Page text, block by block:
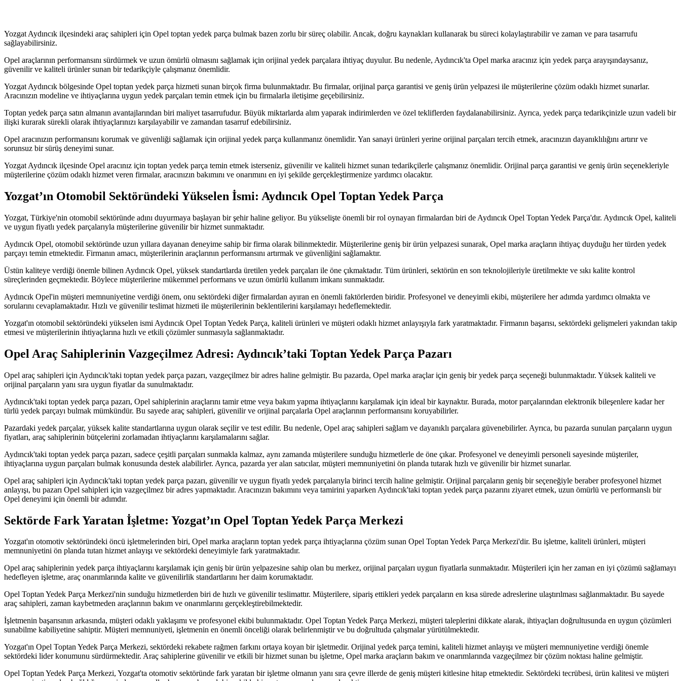
Yozgat Aydıncık ilçesindeki araç sahipleri için Opel toptan yedek parça bulmak bazen zorlu bir süreç olabilir. Ancak, doğru kaynakları kullanarak bu süreci kolaylaştırabilir ve zaman ve para tasarrufu
sağlayabilirsiniz.
Opel araçlarının performansını sürdürmek ve uzun ömürlü olmasını sağlamak için orijinal yedek parçalara ihtiyaç duyulur. Bu nedenle, Aydıncık'ta Opel marka aracınız için yedek parça arayışındaysanız,
güvenilir ve kaliteli ürünler sunan bir tedarikçiyle çalışmanız önemlidir.
Yozgat Aydıncık bölgesinde Opel toptan yedek parça hizmeti sunan birçok firma bulunmaktadır. Bu firmalar, orijinal parça garantisi ve geniş ürün yelpazesi ile müşterilerine çözüm odaklı hizmet sunarlar.
Aracınızın modeline ve ihtiyaçlarına uygun yedek parçaları temin etmek için bu firmalarla iletişime geçebilirsiniz.
Toptan yedek parça satın almanın avantajlarından biri maliyet tasarrufudur. Büyük miktarlarda alım yaparak indirimlerden ve özel tekliflerden faydalanabilirsiniz. Ayrıca, yedek parça tedarikçinizle uzun vadeli bir
ilişki kurarak sürekli olarak ihtiyaçlarınızı karşılayabilir ve zamandan tasarruf edebilirsiniz.
Opel aracınızın performansını korumak ve güvenliği sağlamak için orijinal yedek parça kullanmanız önemlidir. Yan sanayi ürünleri yerine orijinal parçaları tercih etmek, aracınızın dayanıklılığını artırır ve
sorunsuz bir sürüş deneyimi sunar.
Yozgat Aydıncık ilçesinde Opel aracınız için toptan yedek parça temin etmek isterseniz, güvenilir ve kaliteli hizmet sunan tedarikçilerle çalışmanız önemlidir. Orijinal parça garantisi ve geniş ürün seçenekleriyle
müşterilerine çözüm odaklı hizmet veren firmalar, aracınızın bakımını ve onarımını en iyi şekilde gerçekleştirmenize yardımcı olacaktır.
Yozgat’ın Otomobil Sektöründeki Yükselen İsmi: Aydıncık Opel Toptan Yedek Parça
Yozgat, Türkiye'nin otomobil sektöründe adını duyurmaya başlayan bir şehir haline geliyor. Bu yükselişte önemli bir rol oynayan firmalardan biri de Aydıncık Opel Toptan Yedek Parça'dır. Aydıncık Opel, kaliteli
ve uygun fiyatlı yedek parçalarıyla müşterilerine güvenilir bir hizmet sunmaktadır.
Aydıncık Opel, otomobil sektöründe uzun yıllara dayanan deneyime sahip bir firma olarak bilinmektedir. Müşterilerine geniş bir ürün yelpazesi sunarak, Opel marka araçların ihtiyaç duyduğu her türden yedek
parçayı temin etmektedir. Firmanın amacı, müşterilerinin araçlarının performansını artırmak ve güvenliğini sağlamaktır.
Üstün kaliteye verdiği önemle bilinen Aydıncık Opel, yüksek standartlarda üretilen yedek parçaları ile öne çıkmaktadır. Tüm ürünleri, sektörün en son teknolojileriyle üretilmekte ve sıkı kalite kontrol
süreçlerinden geçmektedir. Böylece müşterilerine mükemmel performans ve uzun ömürlü kullanım imkanı sunmaktadır.
Aydıncık Opel'in müşteri memnuniyetine verdiği önem, onu sektördeki diğer firmalardan ayıran en önemli faktörlerden biridir. Profesyonel ve deneyimli ekibi, müşterilere her adımda yardımcı olmakta ve
sorularını cevaplamaktadır. Hızlı ve güvenilir teslimat hizmeti ile müşterilerinin beklentilerini karşılamayı hedeflemektedir.
Yozgat'ın otomobil sektöründeki yükselen ismi Aydıncık Opel Toptan Yedek Parça, kaliteli ürünleri ve müşteri odaklı hizmet anlayışıyla fark yaratmaktadır. Firmanın başarısı, sektördeki gelişmeleri yakından takip
etmesi ve müşterilerinin ihtiyaçlarına hızlı ve etkili çözümler sunmasıyla sağlanmaktadır.
Opel Araç Sahiplerinin Vazgeçilmez Adresi: Aydıncık’taki Toptan Yedek Parça Pazarı
Opel araç sahipleri için Aydıncık'taki toptan yedek parça pazarı, vazgeçilmez bir adres haline gelmiştir. Bu pazarda, Opel marka araçlar için geniş bir yedek parça seçeneği bulunmaktadır. Yüksek kaliteli ve
orijinal parçaların yanı sıra uygun fiyatlar da sunulmaktadır.
Aydıncık'taki toptan yedek parça pazarı, Opel sahiplerinin araçlarını tamir etme veya bakım yapma ihtiyaçlarını karşılamak için ideal bir kaynaktır. Burada, motor parçalarından elektronik bileşenlere kadar her
türlü yedek parçayı bulmak mümkündür. Bu sayede araç sahipleri, güvenilir ve orijinal parçalarla Opel araçlarının performansını koruyabilirler.
Pazardaki yedek parçalar, yüksek kalite standartlarına uygun olarak seçilir ve test edilir. Bu nedenle, Opel araç sahipleri sağlam ve dayanıklı parçalara güvenebilirler. Ayrıca, bu pazarda sunulan parçaların uygun
fiyatları, araç sahiplerinin bütçelerini zorlamadan ihtiyaçlarını karşılamalarını sağlar.
Aydıncık'taki toptan yedek parça pazarı, sadece çeşitli parçaları sunmakla kalmaz, aynı zamanda müşterilere sunduğu hizmetlerle de öne çıkar. Profesyonel ve deneyimli personeli sayesinde müşteriler,
ihtiyaçlarına uygun parçaları bulmak konusunda destek alabilirler. Ayrıca, pazarda yer alan satıcılar, müşteri memnuniyetini ön planda tutarak hızlı ve güvenilir bir hizmet sunarlar.
Opel araç sahipleri için Aydıncık'taki toptan yedek parça pazarı, güvenilir ve uygun fiyatlı yedek parçalarıyla birinci tercih haline gelmiştir. Orijinal parçaların geniş bir seçeneğiyle beraber profesyonel hizmet
anlayışı, bu pazarı Opel sahipleri için vazgeçilmez bir adres yapmaktadır. Aracınızın bakımını veya tamirini yaparken Aydıncık'taki toptan yedek parça pazarını ziyaret etmek, uzun ömürlü ve performanslı bir
Opel deneyimi için önemli bir adımdır.
Sektörde Fark Yaratan İşletme: Yozgat’ın Opel Toptan Yedek Parça Merkezi
Yozgat'ın otomotiv sektöründeki öncü işletmelerinden biri, Opel marka araçların toptan yedek parça ihtiyaçlarına çözüm sunan Opel Toptan Yedek Parça Merkezi'dir. Bu işletme, kaliteli ürünleri, müşteri
memnuniyetini ön planda tutan hizmet anlayışı ve sektördeki deneyimiyle fark yaratmaktadır.
Opel araç sahiplerinin yedek parça ihtiyaçlarını karşılamak için geniş bir ürün yelpazesine sahip olan bu merkez, orijinal parçaları uygun fiyatlarla sunmaktadır. Müşterileri için her zaman en iyi çözümü sağlamayı
hedefleyen işletme, araç onarımlarında kalite ve güvenilirlik standartlarını her daim korumaktadır.
Opel Toptan Yedek Parça Merkezi'nin sunduğu hizmetlerden biri de hızlı ve güvenilir teslimattır. Müşterilere, sipariş ettikleri yedek parçaların en kısa sürede adreslerine ulaştırılması sağlanmaktadır. Bu sayede
araç sahipleri, zaman kaybetmeden araçlarının bakım ve onarımlarını gerçekleştirebilmektedir.
İşletmenin başarısının arkasında, müşteri odaklı yaklaşımı ve profesyonel ekibi bulunmaktadır. Opel Toptan Yedek Parça Merkezi, müşteri taleplerini dikkate alarak, ihtiyaçları doğrultusunda en uygun çözümleri
sunabilme kabiliyetine sahiptir. Müşteri memnuniyeti, işletmenin en önemli önceliği olarak belirlenmiştir ve bu doğrultuda çalışmalar yürütülmektedir.
Yozgat'ın Opel Toptan Yedek Parça Merkezi, sektördeki rekabete rağmen farkını ortaya koyan bir işletmedir. Orijinal yedek parça temini, kaliteli hizmet anlayışı ve müşteri memnuniyetine verdiği önemle
sektördeki lider konumunu sürdürmektedir. Araç sahiplerine güvenilir ve etkili bir hizmet sunan bu işletme, Opel marka araçların bakım ve onarımlarında vazgeçilmez bir çözüm noktası haline gelmiştir.
Opel Toptan Yedek Parça Merkezi, Yozgat'ta otomotiv sektöründe fark yaratan bir işletme olmanın yanı sıra çevre illerde de geniş müşteri kitlesine hitap etmektedir. Sektördeki tecrübesi, ürün kalitesi ve müşteri